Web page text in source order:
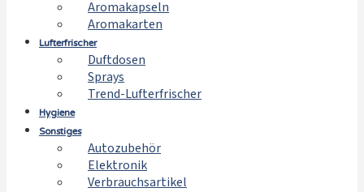
Aromakapseln
Aromakarten
Lufterfrischer
Duftdosen
Sprays
Trend-Lufterfrischer
Hygiene
Sonstiges
Autozubehör
Elektronik
Verbrauchsartikel